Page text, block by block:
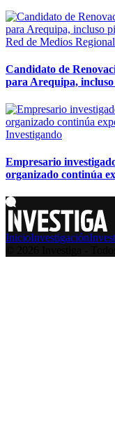
Red de Medios
Candidato de
para Arequipa,
Investigando
Empresario
organizado continúa
InicioInvestigación